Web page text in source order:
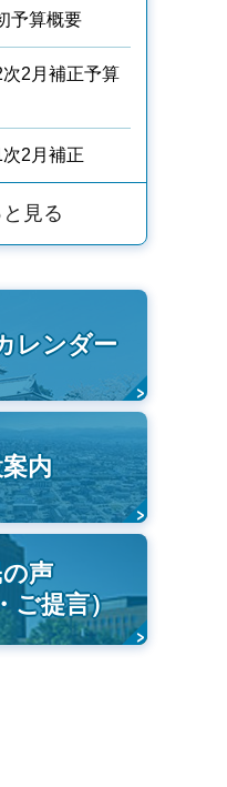
予算概要
2月補正予算
2月補正
と見る
レンダー
内
声
ご提言）